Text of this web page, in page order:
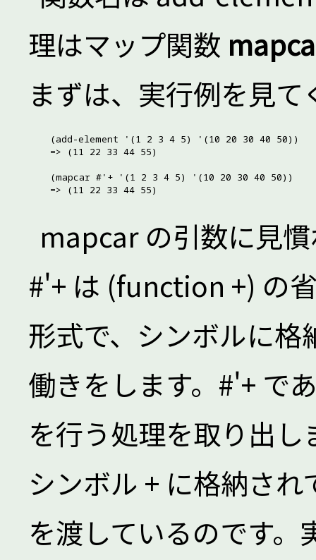
理はマップ関数
まずは、実行例を見て
(add-element '(1 2 3 4 5) '(10 20 30 40 50))
=> (11 22 33 44 55)
(mapcar #'+ '(1 2 3 4 5) '(10 20 30 40 50))
mapcar の引数に見
#'+ は (function +) の
形式で、シンボルに
働きをします。#'+ で
を行う処理を取り出
シンボル + に格納さ
を渡しているのです